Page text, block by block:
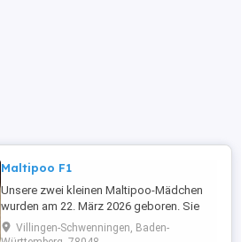
Maltipoo F1
Unsere zwei kleinen Maltipoo-Mädchen
wurden am 22. März 2026 geboren. Sie
sind verspielt, neugierig, verschmust und
lieben die Nähe zu Menschen. Verfügbar
Villingen-Schwenningen, Baden-